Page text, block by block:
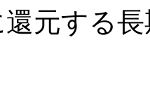
元する